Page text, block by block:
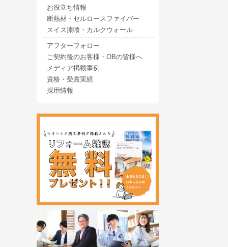
お役立ち情報
断熱材・セルロースファイバー
スイス漆喰・カルクウォール
アフターフォロー
ご契約後のお客様・OBの皆様へ
メディア掲載事例
資格・受賞実績
採用情報